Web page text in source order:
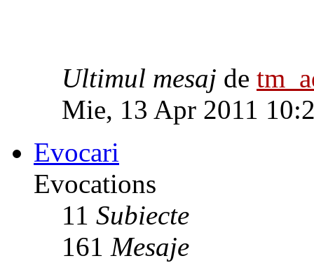
Ultimul mesaj de
Mie, 13 Apr 2011
Evocari
Evocations
11 Subiecte
161 Mesaje